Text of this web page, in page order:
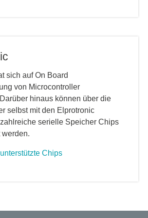
sich auf On Board
von Microcontroller
hinaus können über die
selbst mit den Elprotronic
serielle Speicher Chips
werden.
Chips